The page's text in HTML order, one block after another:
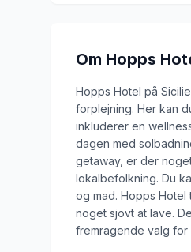
Om Hopps
Hopps Hotel på
forplejning. Her kan
inkluderer en
dagen med
getaway, er der
lokalbefolkning. Du
og mad. Hopps
noget sjovt at lave.
fremragende valg for